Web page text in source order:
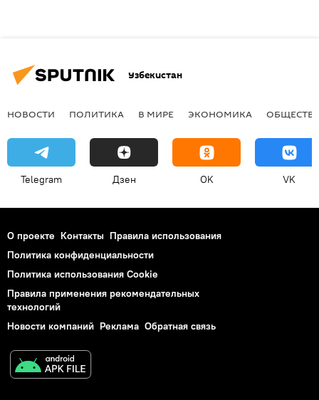
Узбекистан
НОВОСТИ ПОЛИТИКА В МИРЕ ЭКОНОМИКА
Telegram Дзен OK VK
О проекте Контакты Правила использования
Политика конфиденциальности
Политика использования Cookie
Правила применения рекомендательных
технологий
Новости компаний Реклама Обратная связь